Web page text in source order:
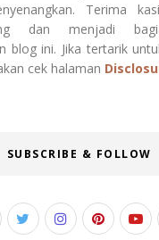
Terima
dan menjadi
blog ini. Jika tertarik
cek halaman
SUBSCRIBE & FOLLOW